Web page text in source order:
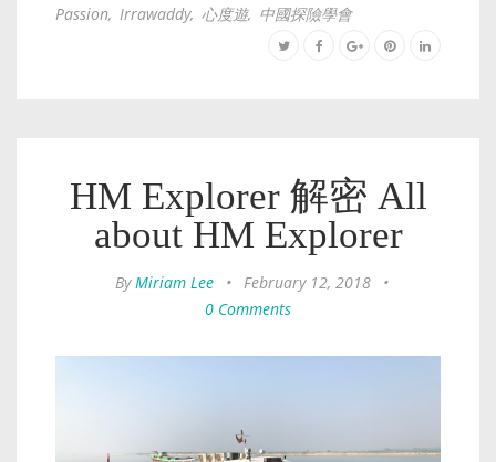
Passion, Irrawaddy, 心度遊, 中國探險學會
HM Explorer 解密 All
about HM Explorer
ByMiriam Lee • February 12, 2018
•
0 Comments